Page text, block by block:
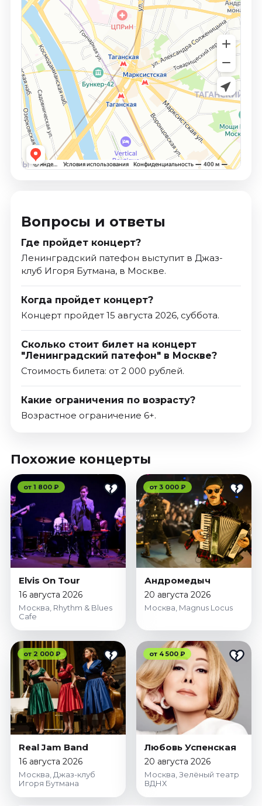
Вопросы и ответы
Где пройдет концерт?
Ленинградский патефон выступит в Джаз-
клуб Игоря Бутмана, в Москве.
Когда пройдет концерт?
Концерт пройдет 15 августа 2026, суббота.
Сколько стоит билет на концерт
"Ленинградский патефон" в Москве?
Стоимость билета: от 2 000 рублей.
Какие ограничения по возрасту?
Возрастное ограничение 6+.
Похожие концерты
от 1 800 ₽
Elvis On Tour
16 августа 2026
Москва, Rhythm & Blues
Cafe
от 3 000 ₽
Андромедыч
20 августа 2026
Москва, Magnus Locus
от 2 000 ₽
Real Jam Band
16 августа 2026
Москва, Джаз-клуб
Игоря Бутмана
от 4 500 ₽
Любовь Успенская
20 августа 2026
Москва, Зелёный театр
ВДНХ